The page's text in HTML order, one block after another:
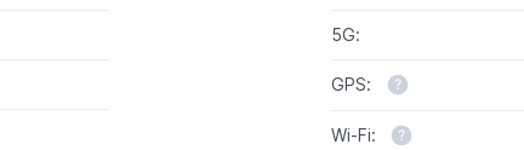
5G:
GPS:
Wi-Fi: